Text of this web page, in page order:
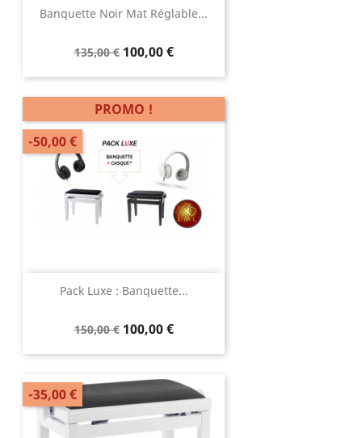
Banquette Noir Mat Réglable...
135,00 € 100,00 €
Pack Luxe : Banquette...
150,00 € 100,00 €
PROMO !
-50,00 €
-35,00 €